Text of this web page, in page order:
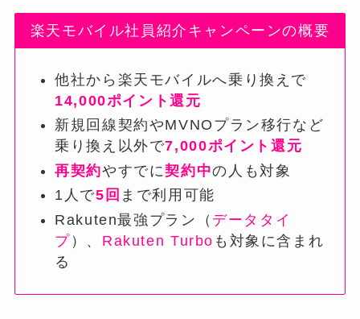
楽天モバイル社員紹介キャンペーンの概要
他社から楽天モバイルへ乗り換えで
14,000ポイント還元
新規回線契約やMVNOプラン移行など
乗り換え以外で7,000ポイント還元
再契約やすでに契約中の人も対象
1人で5回 まで利用可能
Rakuten最強プラン（ データタイ
プ ）、 Rakuten Turbo も対象に含まれ
る